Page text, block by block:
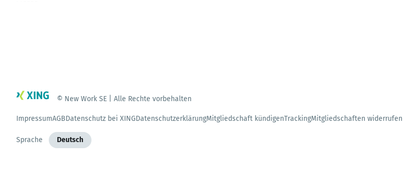
© New Work SE | Alle Rechte vorbehalten
ImpressumAGBDatenschutz bei XINGDatenschutzerklärungMitgliedschaft kündigenTrackingMitgliedschaften widerrufen
Sprache Deutsch